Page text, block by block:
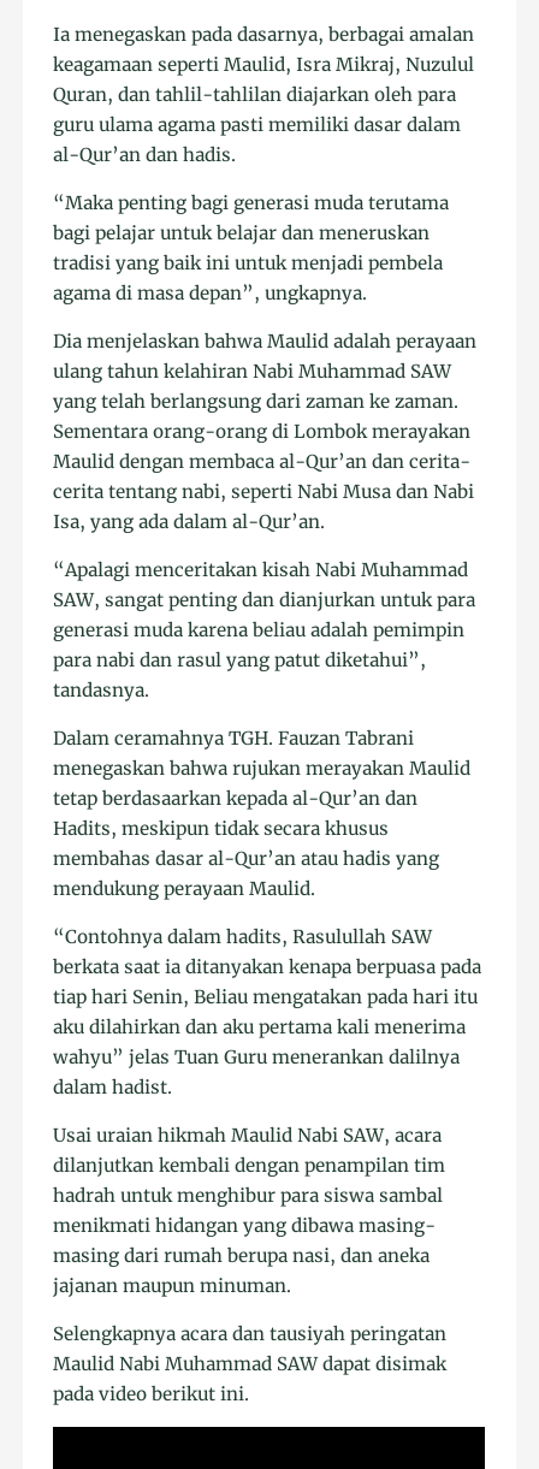
Ia menegaskan pada dasarnya, berbagai amalan
keagamaan seperti Maulid, Isra Mikraj, Nuzulul
Quran, dan tahlil-tahlilan diajarkan oleh para
guru ulama agama pasti memiliki dasar dalam
al-Qur’an dan hadis.
“Maka penting bagi generasi muda terutama
bagi pelajar untuk belajar dan meneruskan
tradisi yang baik ini untuk menjadi pembela
agama di masa depan”, ungkapnya.
Dia menjelaskan bahwa Maulid adalah perayaan
ulang tahun kelahiran Nabi Muhammad SAW
yang telah berlangsung dari zaman ke zaman.
Sementara orang-orang di Lombok merayakan
Maulid dengan membaca al-Qur’an dan cerita-
cerita tentang nabi, seperti Nabi Musa dan Nabi
Isa, yang ada dalam al-Qur’an.
“Apalagi menceritakan kisah Nabi Muhammad
SAW, sangat penting dan dianjurkan untuk para
generasi muda karena beliau adalah pemimpin
para nabi dan rasul yang patut diketahui”,
tandasnya.
Dalam ceramahnya TGH. Fauzan Tabrani
menegaskan bahwa rujukan merayakan Maulid
tetap berdasaarkan kepada al-Qur’an dan
Hadits, meskipun tidak secara khusus
membahas dasar al-Qur’an atau hadis yang
mendukung perayaan Maulid.
“Contohnya dalam hadits, Rasulullah SAW
berkata saat ia ditanyakan kenapa berpuasa pada
tiap hari Senin, Beliau mengatakan pada hari itu
aku dilahirkan dan aku pertama kali menerima
wahyu” jelas Tuan Guru menerankan dalilnya
dalam hadist.
Usai uraian hikmah Maulid Nabi SAW, acara
dilanjutkan kembali dengan penampilan tim
hadrah untuk menghibur para siswa sambal
menikmati hidangan yang dibawa masing-
masing dari rumah berupa nasi, dan aneka
jajanan maupun minuman.
Selengkapnya acara dan tausiyah peringatan
Maulid Nabi Muhammad SAW dapat disimak
pada video berikut ini.